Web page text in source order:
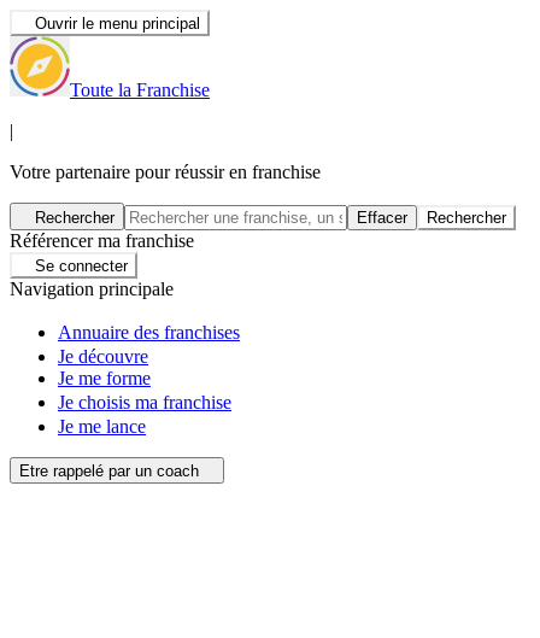
Ouvrir le menu principal
Toute la Franchise
|
Votre partenaire pour réussir en franchise
Rechercher Effacer Rechercher
Référencer ma franchise
Se connecter
Navigation principale
Annuaire des franchises
Je découvre
Je me forme
Je choisis ma franchise
Je me lance
Etre rappelé par un coach